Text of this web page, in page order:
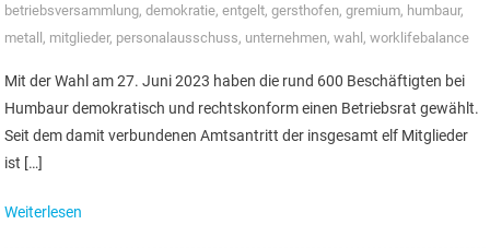
betriebsversammlung,demokratie,entgelt,gersthofen,gremium, humbaur,
metall , mitglieder, personalausschuss, unternehmen,wahl ,worklifebalance
Mit der Wahl am 27. Juni 2023 haben die rund 600 Beschäftigten bei
Humbaur demokratisch und rechtskonform einen Betriebsrat gewählt.
Seit dem damit verbundenen Amtsantritt der insgesamt elf Mitglieder
ist […]
Weiterlesen